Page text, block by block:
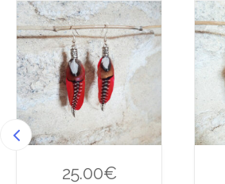
L
E
S
T
E
Ajo
uter
à la
wis
hlist
25.00€
Ajo
uter
à la
wis